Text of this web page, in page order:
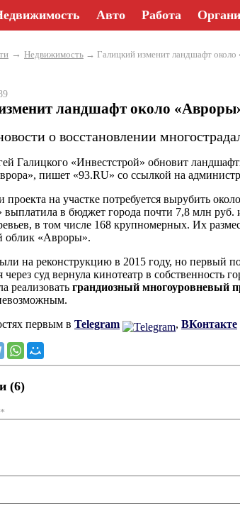
Авто Работа
→ Недвижимость → Галицкий изменит ландшафт
ландшафт около
о восстановлении
Галицкого «Инвестстрой» обновит
пишет «93.RU» со ссылкой на
проекта на участке потребуется вырубить
выплатила в бюджет города почти 7,8 млн
в том числе 168 крупномерных. Их
облик «Авроры».
на реконструкцию в 2015 году, но первый
суд вернула кинотеатр в собственность
реализовать грандиозный многоуровневый
первым в Telegram , ВКонтакте
(6)